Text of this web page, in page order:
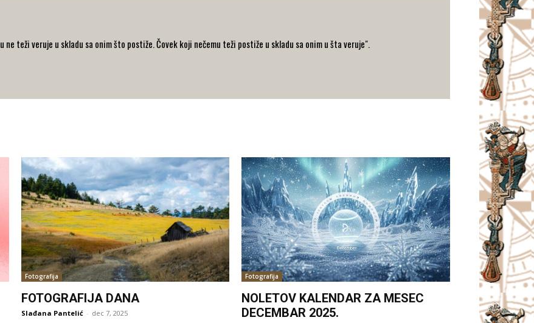
ne teži veruje u skladu sa onim što postiže. Čovek koji nečemu teži postiže u skladu sa onim u šta veruje".
Fotografija
FOTOGRAFIJA DANA
Slađana Pantelić - dec 7, 2025
Fotografija
NOLETOV KALENDAR ZA MESEC
DECEMBAR 2025.